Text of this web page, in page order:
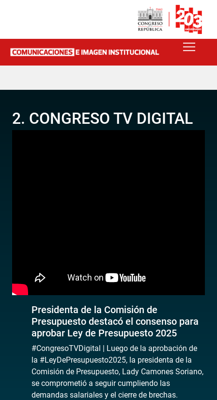
2. CONGRESO TV DIGITAL
Presidenta de la Comisión de
Presupuesto destacó el consenso para
aprobar Ley de Presupuesto 2025
#CongresoTVDigital | Luego de la aprobación de
la #LeyDePresupuesto2025, la presidenta de la
Comisión de Presupuesto, Lady Camones Soriano,
se comprometió a seguir cumpliendo las
demandas salariales y el cierre de brechas.